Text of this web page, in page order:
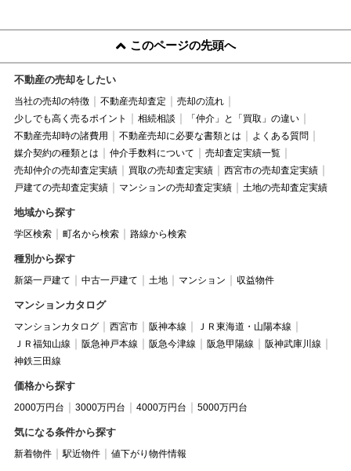
このページの先頭へ
不動産の売却をしたい
当社の売却の特徴 不動産売却査定
売却の流れ
少しでも高く売るポイント
相続相談
「仲介」と「買取」の違い
不動産売却時の諸費用
不動産売却に必要な書類とは
よくある質問
媒介契約の種類とは
仲介手数料について
売却査定実績一覧
売却仲介の売却査定実績
買取の売却査定実績
西宮市の売却査定実績
戸建ての売却査定実績
マンションの売却査定実績 土地の売却査定実績
地域から探す
学区検索 町名から検索 路線から検索
種別から探す
新築一戸建て 中古一戸建て 土地 マンション 収益物件
マンションカタログ
マンションカタログ 西宮市 阪神本線
ＪＲ東海道・山陽本線
ＪＲ福知山線
阪急神戸本線 阪急今津線 阪急甲陽線
阪神武庫川線
神鉄三田線
価格から探す
2000万円台 3000万円台 4000万円台 5000万円台
気になる条件から探す
新着物件 駅近物件 値下がり物件情報